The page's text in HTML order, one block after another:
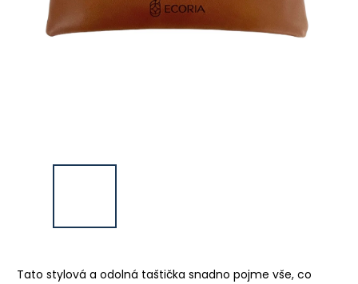
Tato stylová a odolná taštička snadno pojme vše, co